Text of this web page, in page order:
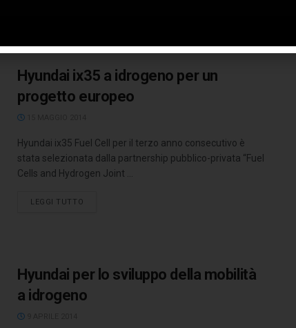
Hyundai ix35 a idrogeno per un
progetto europeo
Hyundai ix35 Fuel Cell per il terzo anno consecutivo è
stata selezionata dalla partnership pubblico-privata “Fuel
Cells and Hydrogen Joint ...
LEGGI TUTTO
Hyundai per lo sviluppo della mobilità
a idrogeno